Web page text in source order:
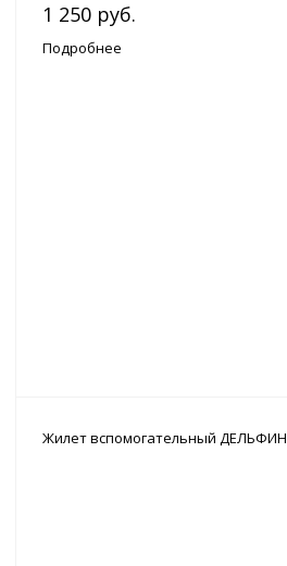
1 250 руб.
Подробнее
Жилет вспомогательный ДЕЛЬФИН